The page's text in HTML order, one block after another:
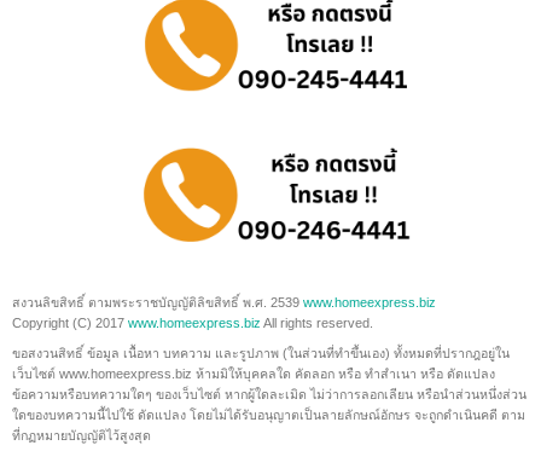
สงวนลิขสิทธิ์ ตามพระราชบัญญัติลิขสิทธิ์ พ.ศ. 2539 www.homeexpress.biz
Copyright (C) 2017 www.homeexpress.biz All rights reserved.
ขอสงวนสิทธิ์ ข้อมูล เนื้อหา บทความ และรูปภาพ (ในส่วนที่ทำขึ้นเอง) ทั้งหมดที่ปรากฎอยู่ใน
เว็บไซต์ www.homeexpress.biz ห้ามมิให้บุคคลใด คัดลอก หรือ ทำสำเนา หรือ ดัดแปลง
ข้อความหรือบทความใดๆ ของเว็บไซต์ หากผู้ใดละเมิด ไม่ว่าการลอกเลียน หรือนำส่วนหนึ่งส่วน
ใดของบทความนี้ไปใช้ ดัดแปลง โดยไม่ได้รับอนุญาตเป็นลายลักษณ์อักษร จะถูกดำเนินคดี ตาม
ที่กฏหมายบัญญัติไว้สูงสุด